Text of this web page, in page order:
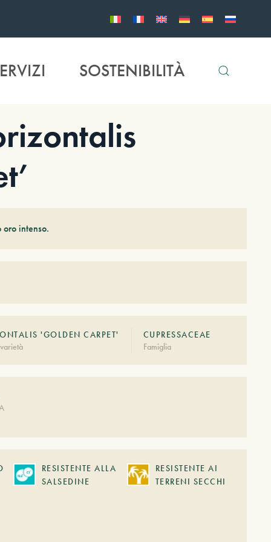
SOSTENIBILITÀ
intenso.
'GOLDEN CARPET'
CUPRESSACEAE
Famiglia
RESISTENTE ALLA
SALSEDINE
RESISTENTE AI
TERRENI SECCHI